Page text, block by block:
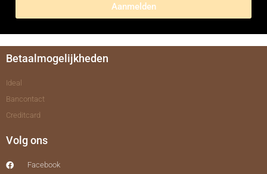
Aanmelden
Betaalmogelijkheden
Ideal
Bancontact
Creditcard
Volg ons
Facebook